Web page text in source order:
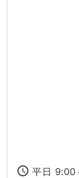
access_time 平日 9:00